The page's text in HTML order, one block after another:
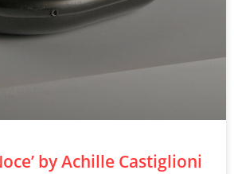
by Achille Castiglioni